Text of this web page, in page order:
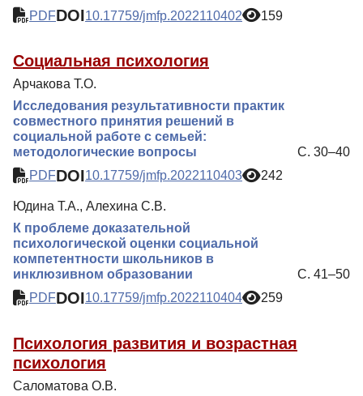
PDFDOI10.17759/jmfp.2022110402 159
Социальная психология
Арчакова Т.О.
Исследования результативности практик
совместного принятия решений в
социальной работе с семьей:
методологические вопросы
С. 30–40
PDFDOI10.17759/jmfp.2022110403 242
Юдина Т.А., Алехина С.В.
К проблеме доказательной
психологической оценки социальной
компетентности школьников в
инклюзивном образовании
С. 41–50
PDFDOI10.17759/jmfp.2022110404 259
Психология развития и возрастная
психология
Саломатова О.В.